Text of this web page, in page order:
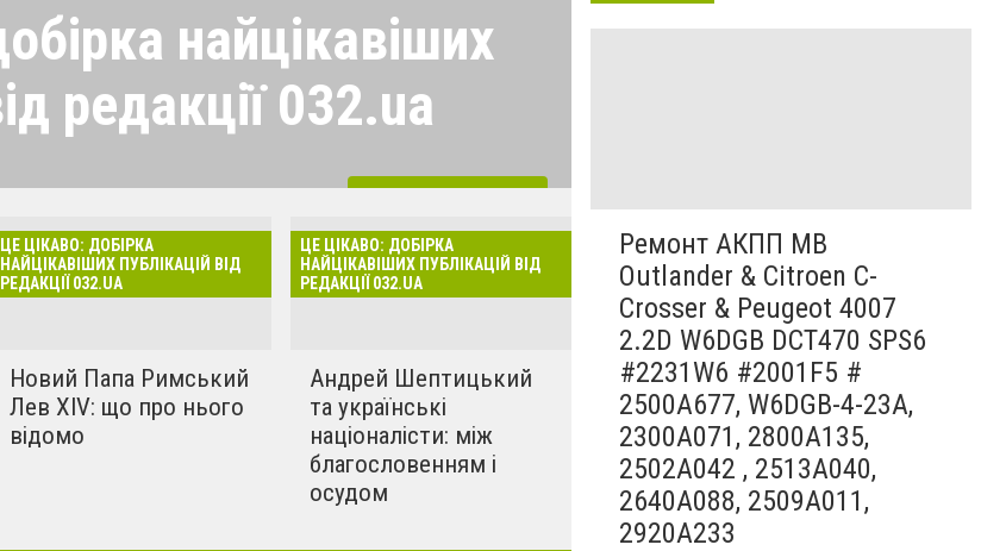
найцікавіших
редакції 032.ua
сайті,
читачі у
точно знайде
ЦЕ ЦІКАВО: ДОБІРКА
НАЙЦІКАВІШИХ ПУБЛІКАЦІЙ ВІД
РЕДАКЦІЇ 032.UA
Новий Папа Римський
Лев XIV: що про нього
відомо
ЦЕ ЦІКАВО: ДОБІРКА
НАЙЦІКАВІШИХ ПУБЛІКАЦІЙ ВІД
РЕДАКЦІЇ 032.UA
Андрей Шептицький
та українські
націоналісти: між
благословенням і
осудом
Ремонт АКПП MB
Outlander & Citroen C-
Crosser & Peugeot 4007
2.2D W6DGB DCT470 SPS6
#2231W6 #2001F5 #
2500A677, W6DGB-4-23A,
2300A071, 2800A135,
2502A042 , 2513A040,
2640A088, 2509A011,
2920A233